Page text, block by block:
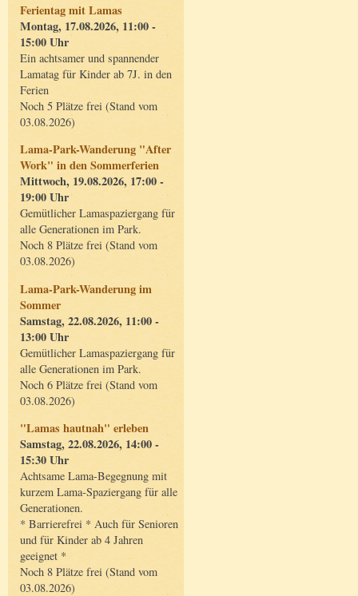
Ferientag mit Lamas
Montag, 17.08.2026, 11:00 -
15:00 Uhr
Ein achtsamer und spannender
Lamatag für Kinder ab 7J. in den
Ferien
Noch 5 Plätze frei (Stand vom
03.08.2026)
Lama-Park-Wanderung "After
Work" in den Sommerferien
Mittwoch, 19.08.2026, 17:00 -
19:00 Uhr
Gemütlicher Lamaspaziergang für
alle Generationen im Park.
Noch 8 Plätze frei (Stand vom
03.08.2026)
Lama-Park-Wanderung im
Sommer
Samstag, 22.08.2026, 11:00 -
13:00 Uhr
Gemütlicher Lamaspaziergang für
alle Generationen im Park.
Noch 6 Plätze frei (Stand vom
03.08.2026)
"Lamas hautnah" erleben
Samstag, 22.08.2026, 14:00 -
15:30 Uhr
Achtsame Lama-Begegnung mit
kurzem Lama-Spaziergang für alle
Generationen.
* Barrierefrei * Auch für Senioren
und für Kinder ab 4 Jahren
geeignet *
Noch 8 Plätze frei (Stand vom
03.08.2026)